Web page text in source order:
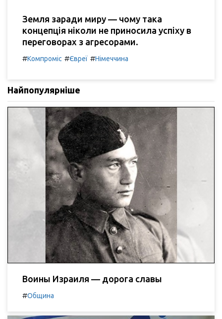
Земля заради миру — чому така
концепція ніколи не приносила успіху в
переговорах з агресорами.
#Компроміс #Євреї #Німеччина
Найпопулярніше
Воины Израиля — дорога славы
#Община